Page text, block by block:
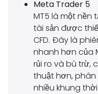
Meta Trader 5
MT5 là một nền
tài sản được
CFD. Đây là
nhanh hơn của
rủi ro và bù trừ,
thuật hơn,
nhiều khung